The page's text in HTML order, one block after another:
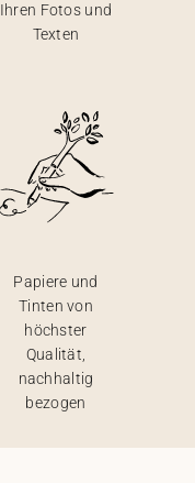
Ihren Fotos und
Texten
Papiere und
Tinten von
höchster
Qualität,
nachhaltig
bezogen